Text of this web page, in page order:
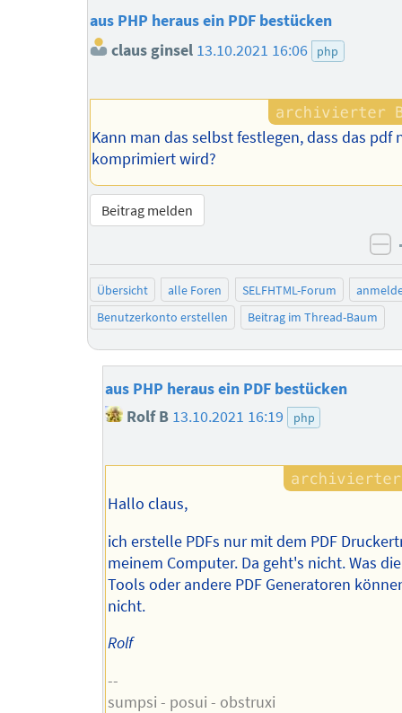
aus PHP heraus ein PDF bestücken
claus ginsel 13.10.2021 16:06 php
Kann man das selbst festlegen, dass das pdf
komprimiert wird?
Beitrag melden
Übersicht alle Foren SELFHTML-Forum
Benutzerkonto erstellen
Beitrag im Thread-Baum
aus PHP heraus ein PDF bestücken
Rolf B 13.10.2021 16:19 php
Hallo claus,
ich erstelle PDFs nur mit dem PDF
meinem Computer. Da geht's nicht. Was
Tools oder andere PDF Generatoren
nicht.
Rolf
--
sumpsi - posui - obstruxi